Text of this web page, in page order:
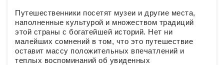
Путешественники посетят музеи и другие места,
наполненные культурой и множеством традиций
этой страны с богатейшей историй. Нет ни
малейших сомнений в том, что это путешествие
оставит массу положительных впечатлений и
теплых воспоминаний об увиденных